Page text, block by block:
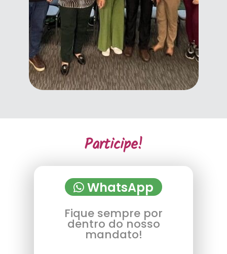
Participe!
WhatsApp
Fique sempre por
dentro do nosso
mandato!